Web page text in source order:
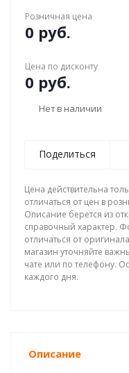
Розничная цена
0 руб.
Цена по дисконту
0 руб.
Нет в наличии
Поделиться
Цена действительна
отличаться от цен в
Описание берется из
справочный характер.
отличаться от
магазин уточняйте
чате или по телефону.
каждого дня.
Описание